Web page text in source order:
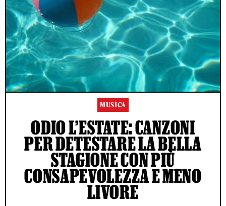
MUSICA
ODIO L’ESTATE: CANZONI
PER DETESTARE LA BELLA
STAGIONE CON PIÙ
CONSAPEVOLEZZA E MENO
LIVORE